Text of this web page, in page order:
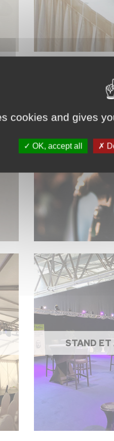
STAND ET
cookies and gives
OK, accept all